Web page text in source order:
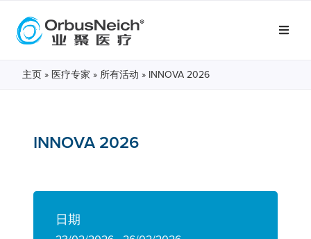
主页 » 医疗专家 » 所有活动 » INNOVA 2026
INNOVA 2026
日期